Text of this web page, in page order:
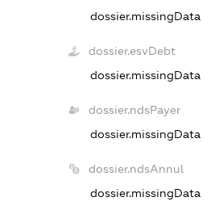
dossier.missingData
dossier.esvDebt
dossier.missingData
dossier.ndsPayer
dossier.missingData
dossier.ndsAnnul
dossier.missingData